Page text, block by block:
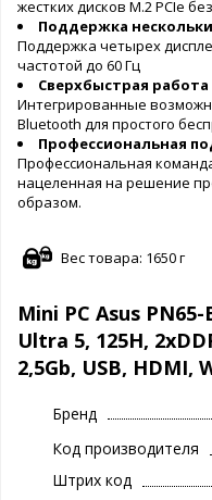
жестких дисков M.2 PCIe
Поддержка
Поддержка четырех
частотой до 60 Гц
Сверхбыстрая работа
Интегрированные
Bluetooth для простого
Профессиональная
Профессиональная
нацеленная на решение
образом.
Вес товара: 1650 г
Mini PC Asus
Ultra 5, 125H,
2,5Gb, USB, HDMI,
Бренд
Код производителя
Штрих код